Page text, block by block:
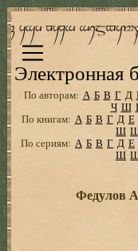
Электронная
По авторам: А Б В Г Д
Ч Ш
По книгам: А Б В Г Д Е
Ш
По сериям: А Б В Г Д Е
Ш
Федулов